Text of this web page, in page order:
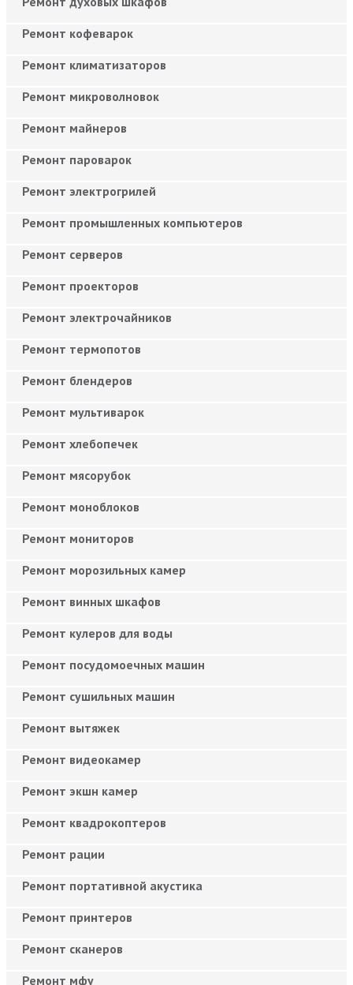
Ремонт кофеварок
Ремонт климатизаторов
Ремонт микроволновок
Ремонт майнеров
Ремонт пароварок
Ремонт электрогрилей
Ремонт промышленных компьютеров
Ремонт серверов
Ремонт проекторов
Ремонт электрочайников
Ремонт термопотов
Ремонт блендеров
Ремонт мультиварок
Ремонт хлебопечек
Ремонт мясорубок
Ремонт моноблоков
Ремонт мониторов
Ремонт морозильных камер
Ремонт винных шкафов
Ремонт кулеров для воды
Ремонт посудомоечных машин
Ремонт сушильных машин
Ремонт вытяжек
Ремонт видеокамер
Ремонт экшн камер
Ремонт квадрокоптеров
Ремонт рации
Ремонт портативной акустика
Ремонт принтеров
Ремонт сканеров
Ремонт мфу